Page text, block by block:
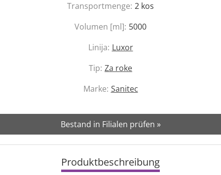
Transportmenge: 2 kos
Volumen [ml]: 5000
Linija: Luxor
Tip: Za roke
Marke: Sanitec
Bestand in Filialen prüfen »
Produktbeschreibung